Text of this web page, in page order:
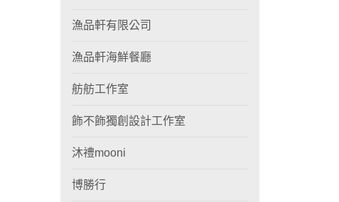
漁品軒有限公司
漁品軒海鮮餐廳
舫舫工作室
飾不飾獨創設計工作室
沐禮mooni
博勝行